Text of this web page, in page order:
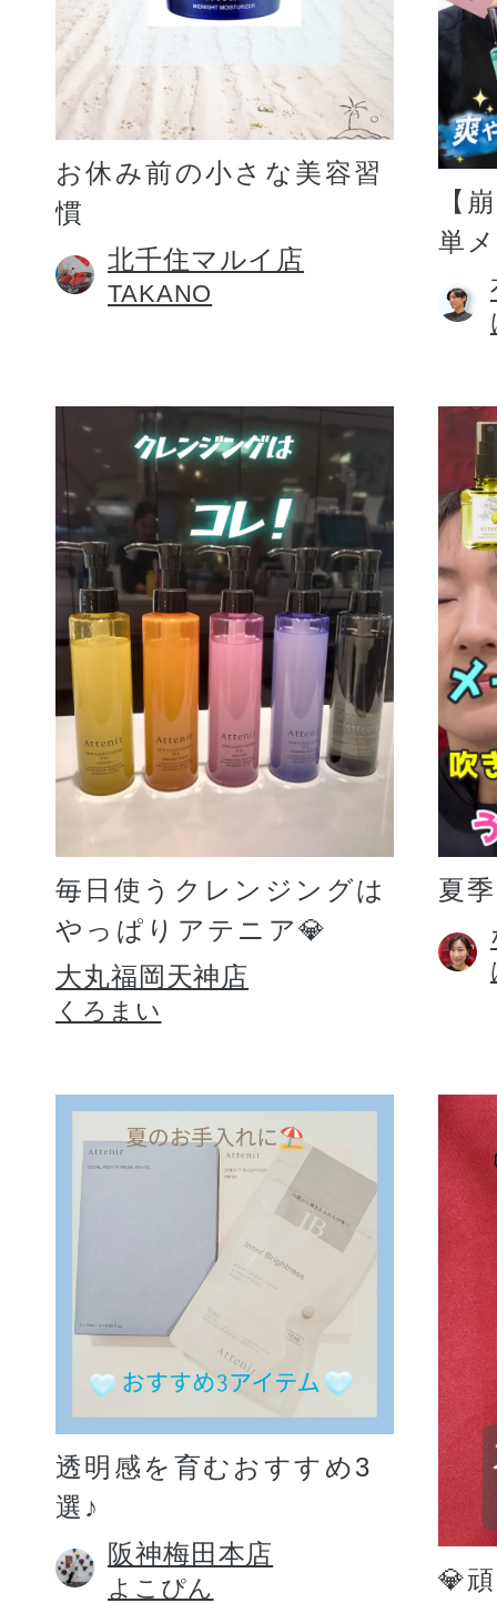
お休み前の小さな美容習
慣
北千住マルイ店
TAKANO
【
単
毎日使うクレンジングは
やっぱりアテニア💎
大丸福岡天神店
くろまい
夏
透明感を育むおすすめ3
選♪
阪神梅田本店
よこぴん
💎